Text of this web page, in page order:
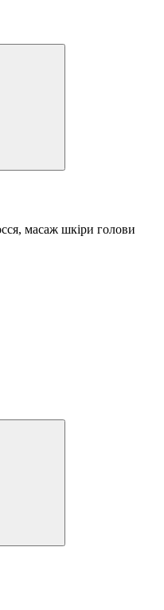
масаж шкіри голови